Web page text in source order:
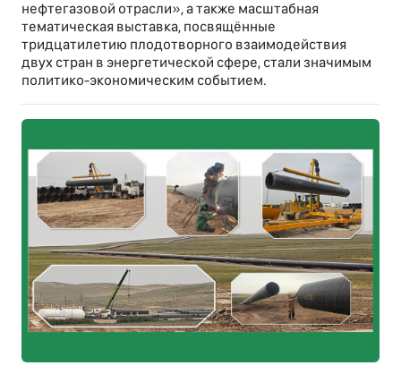
нефтегазовой отрасли», а также масштабная
тематическая выставка, посвящённые
тридцатилетию плодотворного взаимодействия
двух стран в энергетической сфере, стали значимым
политико-экономическим событием.